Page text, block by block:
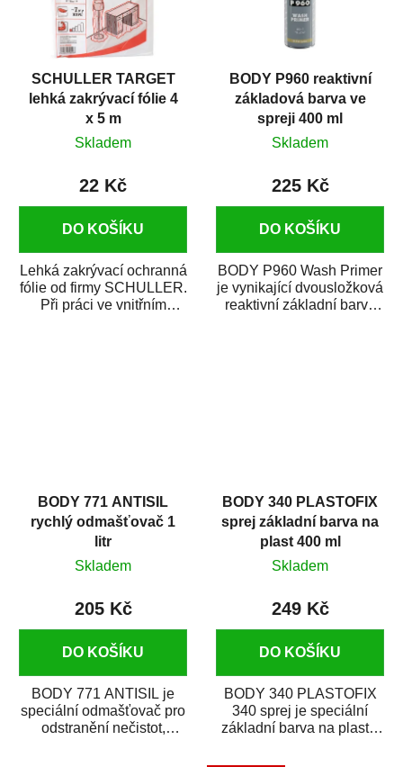
SCHULLER TARGET
lehká zakrývací fólie 4
x 5 m
Skladem
22 Kč
DO KOŠÍKU
Lehká zakrývací ochranná
fólie od firmy SCHULLER.
Při práci ve vnitřním
BODY P960 reaktivní
základová barva ve
spreji 400 ml
Skladem
225 Kč
DO KOŠÍKU
BODY P960 Wash Primer
je vynikající dvousložková
reaktivní základní barva
BODY 771 ANTISIL
rychlý odmašťovač 1
litr
Skladem
205 Kč
DO KOŠÍKU
BODY 771 ANTISIL je
speciální odmašťovač pro
odstranění nečistot,
BODY 340 PLASTOFIX
sprej základní barva na
plast 400 ml
Skladem
249 Kč
DO KOŠÍKU
BODY 340 PLASTOFIX
340 sprej je speciální
základní barva na plasty,
vrchních...